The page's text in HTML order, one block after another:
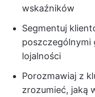
wskaźników
Segmentuj
poszczególnymi
lojalności
Porozmawiaj z
zrozumieć, jaką